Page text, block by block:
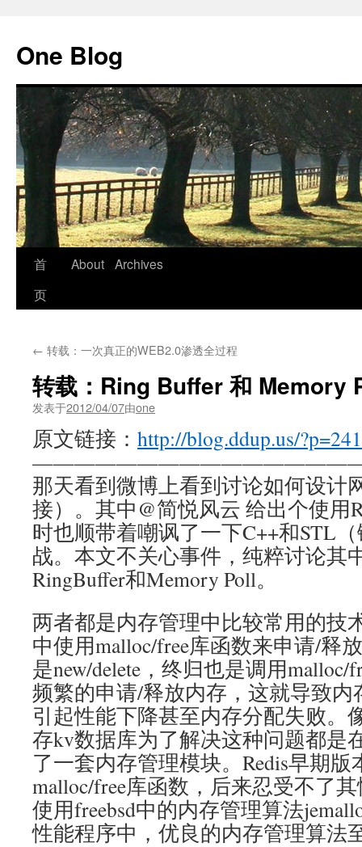
正
文
One Blog
首
页
About Archives
← 转载：一次真正的WEB2.0渗透全过程
转载：Ring Buffer 和 Memory
发表于2012/04/07由one
原文链接： http://blog.ddup.us/?p=241
那天看到微博上看到讨论如何设计
接）。其中@简悦风云 给出个使用
时也顺带着嘲讽了一下C++和STL
战。本文不关心事件，纯粹讨论
RingBuffer和Memory Poll。
两者都是内存管理中比较常用的技
中使用malloc/free库函数来申请/释
是new/delete，终归也是调用
频繁的申请/释放内存，这就导致
引起性能下降甚至内存分配失败。
存kv数据库为了解决这种问题都是
了一套内存管理模块。Redis早期版
malloc/free库函数，后来忍受不了
使用freebsd中的内存管理算法
性能程序中，优良的内存管理算法